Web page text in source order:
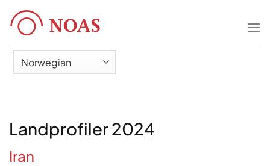
content
Landprofiler 2024
Iran